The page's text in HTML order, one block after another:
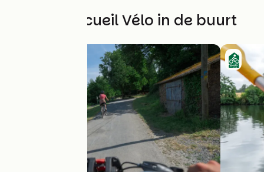
Andere Accueil Vélo in de buurt